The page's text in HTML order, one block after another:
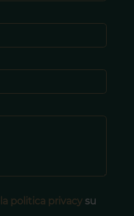
la politica privacysu